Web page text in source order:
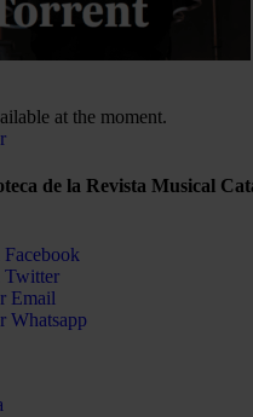
at the moment.
de la Revista Musical
Twitter
Email
Whatsapp